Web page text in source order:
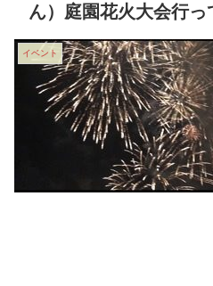
ん）庭園花火大会行っ
イベント